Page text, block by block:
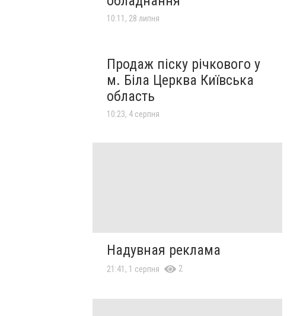
10:11, 28 липня
Продаж піску річкового у
м. Біла Церква Київська
область
10:23, 4 серпня
Надувная реклама
21:41, 1 серпня 2